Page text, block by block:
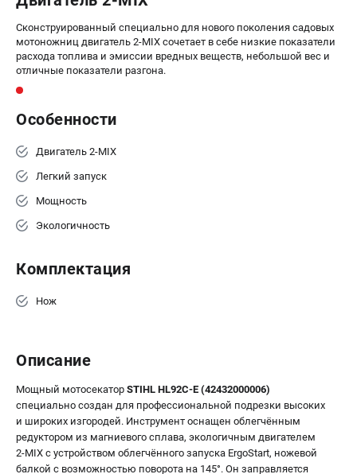
Заточные наборы и напильники
Средства защиты
Запчасти для инструмента
АККУМУЛЯТОРНАЯ ТЕХНИКА
Воздуходувки аккумуляторные
Газонокосилки аккумуляторные
Ножницы садовые аккумуляторные
Пилы цепные аккумуляторные
Триммеры аккумуляторные
ТЕЛЕФОН (САНКТ-ПЕТЕРБУРГ)
Информация размещённая на сайте не является публичной
сб - с 10:00 до 16:00
вс - выходной
ЗАКАЗ ЗАПЧАСТЕЙ
+7 (8112) 59-10-67
zakaz@stihtools.ru
Сконструированный специально для нового поколения садовых
мотоножниц двигатель 2-MIX сочетает в себе низкие показатели
расхода топлива и эмиссии вредных веществ, небольшой вес и
отличные показатели разгона.
Особенности
Двигатель 2-MIX
Легкий запуск
Мощность
Экологичность
Комплектация
Нож
Описание
Мощный мотосекатор STIHL HL92С-Е (42432000006)
cпециально создан для профессиональной подрезки высоких
и широких изгородей. Инструмент оснащен облегчённым
редуктором из магниевого сплава, экологичным двигателем
2-MIX с устройством облегчённого запуска ErgoStart, ножевой
балкой с возможностью поворота на 145°. Он заправляется